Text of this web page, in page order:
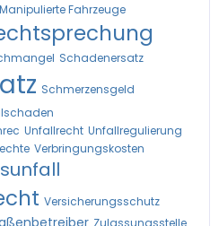
Manipulierte Fahrzeuge
Schadenersatz
Schmerzensgeld
Unfallrecht Unfallregulierung
Verbringungskosten
Versicherungsschutz
Zulassungsstelle